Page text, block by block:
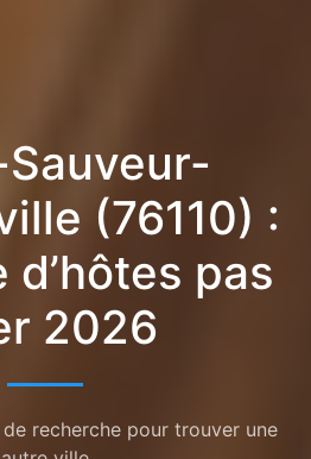
(76110) :
pas
2026
recherche pour trouver une